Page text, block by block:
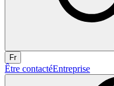
Fr
Être contactéEntreprise